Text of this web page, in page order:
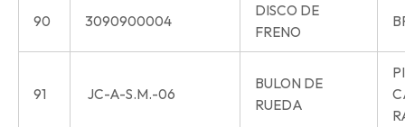
90 3090900004
DISCO DE
FRENO
91 JC-A-S.M.-06
BULON DE
RUEDA